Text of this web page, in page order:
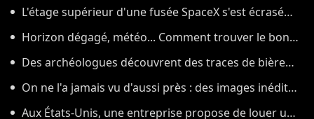
L'étage supérieur d'une fusée SpaceX s'est écrasé
sur la Lune, comme prévu par les scientifiques
Horizon dégagé, météo... Comment trouver le bon
endroit pour observer l'éclipse solaire du 12 août
Des archéologues découvrent des traces de bière
vieilles de 4 500 ans dans des poteries rituelles
On ne l'a jamais vu d'aussi près : des images inédites
de la surface du Soleil
Aux États-Unis, une entreprise propose de louer un